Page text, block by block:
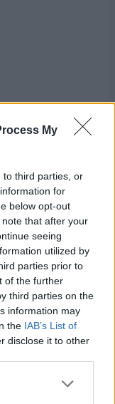
My
to third parties, or
for
below opt-out
that after your
seeing
utilized by
parties prior to
of the further
third parties on the
information may
the IAB’s List of
disclose it to other